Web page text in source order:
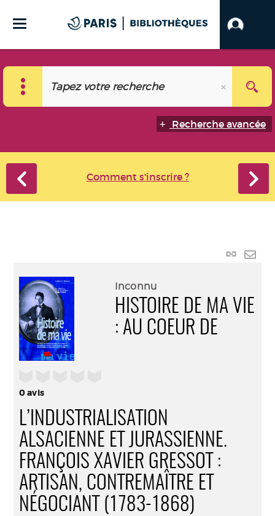
Recherche avancée
Comment s'inscrire ?
Lien
mail
0avis
Inconnu
HISTOIRE DE MA VIE
: AU COEUR DE
L’INDUSTRIALISATION
ALSACIENNE ET JURASSIENNE.
FRANÇOIS XAVIER GRESSOT :
ARTISAN, CONTREMAÎTRE ET
NÉGOCIANT (1783-1868)